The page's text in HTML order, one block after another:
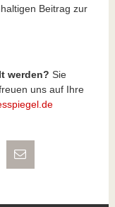
Beitrag zur
werden? Sie
uns auf Ihre
teilen
Xing teilen